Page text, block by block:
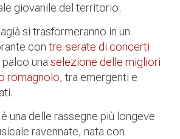
giovanile del territorio.
si trasformeranno in un
con tre serate di concerti
una selezione delle migliori
romagnolo, tra emergenti e
una delle rassegne più longeve
ravennate, nata con